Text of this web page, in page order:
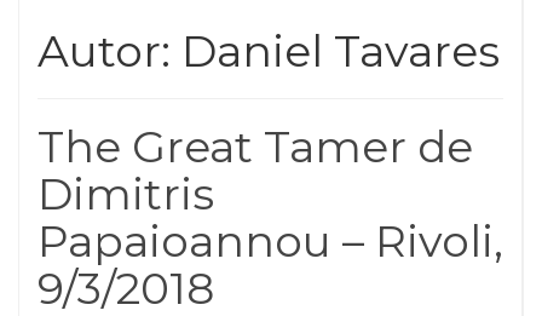
Autor: Daniel Tavares
The Great Tamer de
Dimitris
Papaioannou – Rivoli,
9/3/2018